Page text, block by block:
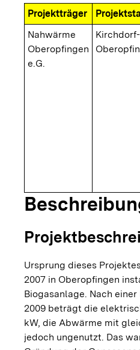
Projektträger
Nahwärme
Oberopfingen
e.G.
Kirchdorf-
Ursprung dieses
2007 in Oberopfingen
Biogasanlage. Nach
2009 beträgt die
kW, die Abwärme mit
jedoch ungenutzt. Das